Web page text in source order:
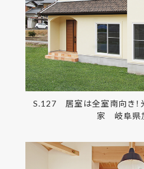
S.127 居室は全室南向き！
家 岐阜県